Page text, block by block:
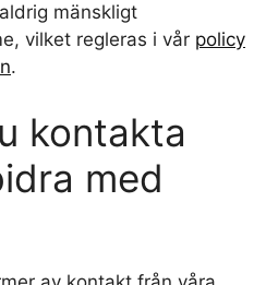
mänskligt
vilket regleras i vår policy
.
kontakta
med